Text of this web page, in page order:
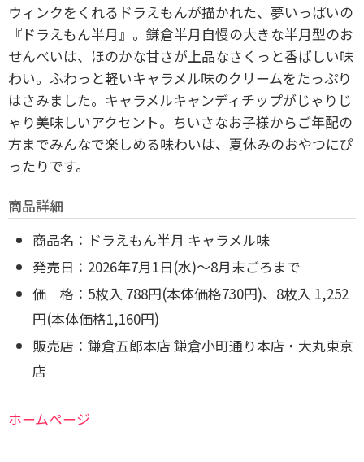
ウィンクをくれるドラえもんが描かれた、夢いっぱいの
『ドラえもん半月』。鎌倉半月自慢の大きな半月型のお
せんべいは、ほのかな甘さが上品なさくっと香ばしい味
わい。ふわっと軽いキャラメル味のクリームをたっぷり
はさみました。キャラメルキャンディチップがじゃりじ
ゃり美味しいアクセント。ちいさなお子様からご年配の
方までみんなで楽しめる味わいは、夏休みのおやつにぴ
ったりです。
商品詳細
商品名：ドラえもん半月 キャラメル味
発売日：2026年7月1日(水)～8月末ごろまで
価 格：5枚入 788円(本体価格730円)、8枚入 1,252
円(本体価格1,160円)
販売店：鎌倉五郎本店 鎌倉小町通り本店・大丸東京
店
ホームページ